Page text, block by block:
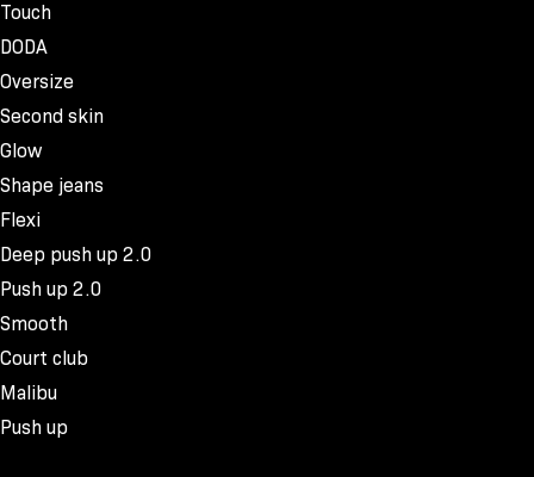
Touch
DODA
Oversize
Second skin
Glow
Shape jeans
Flexi
Deep push up 2.0
Push up 2.0
Smooth
Court club
Malibu
Push up